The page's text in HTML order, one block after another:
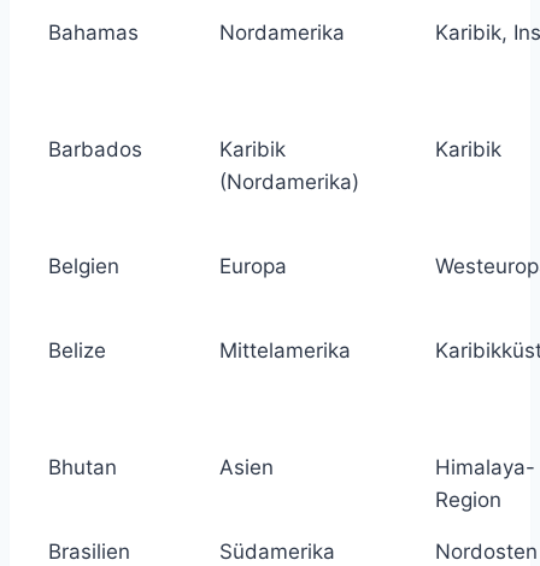
Bahamas Nordamerika Karibik,
Barbados
Karibik
(Nordamerika)
Karibik
Belgien Europa
Belize Mittelamerika
Bhutan Asien
Himalaya-
Region
Brasilien Südamerika
Nordosten